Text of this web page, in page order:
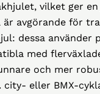
vilket ger
avgörande för
dessa använder
med
och mer
city- eller BMX-